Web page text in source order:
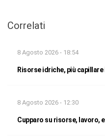
Correlati
8 Agosto 2026 - 18:54
Risorse idriche, più
8 Agosto 2026 - 12:30
Cupparo su risorse, lavoro,